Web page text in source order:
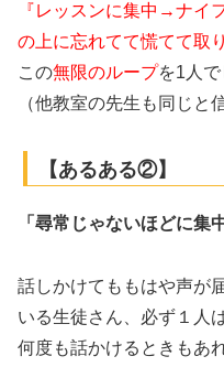
『レッスンに集中 →ナイ
の上に忘れてて慌てて取
この無限のループを1人で
（他教室の先生も同じと
【あるある②】
「尋常じゃないほどに集
話しかけてももはや声が
いる生徒さん、必ず１人
何度も話かけるときもあ